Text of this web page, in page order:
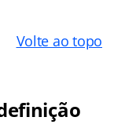
Volte ao topo